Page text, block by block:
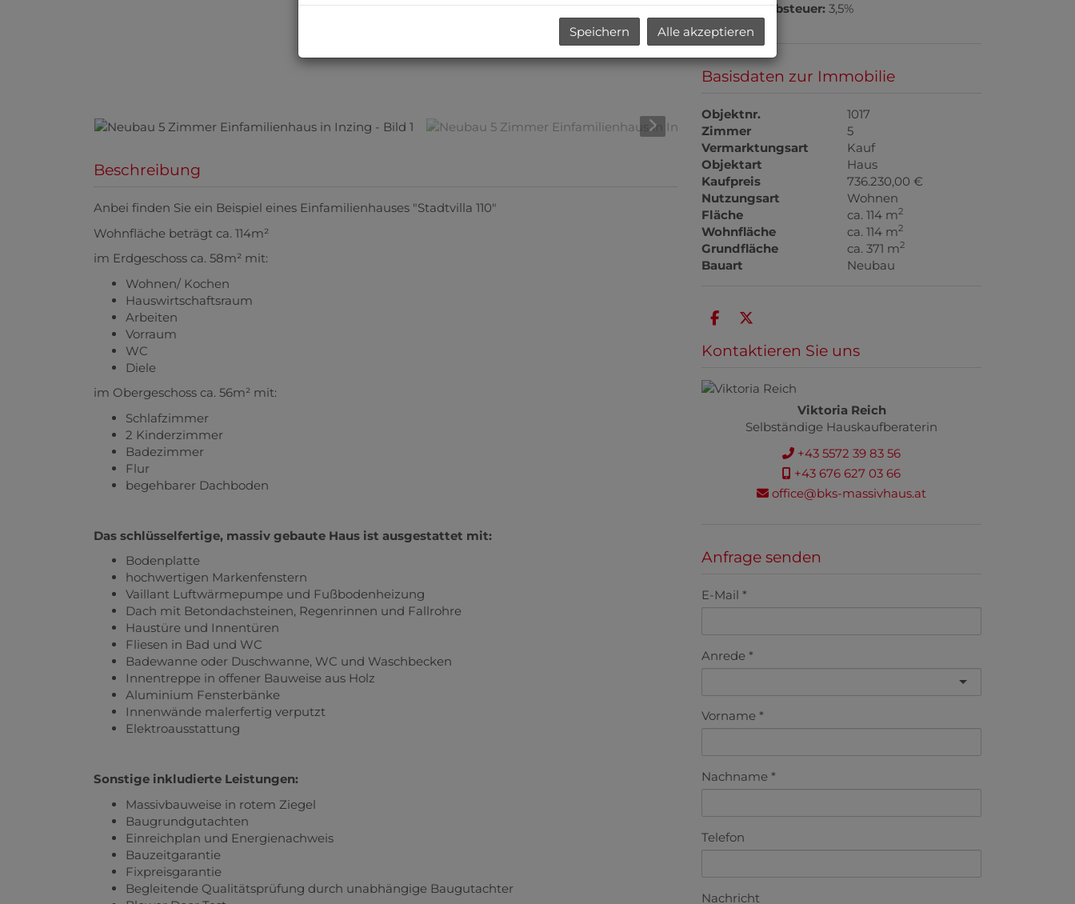
Beschreibung
Anbei finden Sie ein Beispiel eines Einfamilienhauses "Stadtvilla 110"
Wohnfläche beträgt ca. 114m²
im Erdgeschoss ca. 58m² mit:
Wohnen/ Kochen
Hauswirtschaftsraum
Arbeiten
Vorraum
WC
Diele
im Obergeschoss ca. 56m² mit:
Schlafzimmer
2 Kinderzimmer
Badezimmer
Flur
begehbarer Dachboden
Das schlüsselfertige, massiv gebaute Haus ist ausgestattet mit:
Bodenplatte
hochwertigen Markenfenstern
Vaillant Luftwärmepumpe und Fußbodenheizung
Dach mit Betondachsteinen, Regenrinnen und Fallrohre
Haustüre und Innentüren
Fliesen in Bad und WC
Badewanne oder Duschwanne, WC und Waschbecken
Innentreppe in offener Bauweise aus Holz
Aluminium Fensterbänke
Innenwände malerfertig verputzt
Elektroausstattung
Sonstige inkludierte Leistungen:
Massivbauweise in rotem Ziegel
Baugrundgutachten
Einreichplan und Energienachweis
Bauzeitgarantie
Fixpreisgarantie
Begleitende Qualitätsprüfung durch unabhängige Baugutachter
Grunderwerbsteuer: 3,5%
Basisdaten zur Immobilie
Objektnr.
1017
Zimmer
5
Vermarktungsart
Kauf
Objektart
Haus
Kaufpreis
736.230,00 €
Nutzungsart
Wohnen
Fläche
ca. 114 m2
Wohnfläche ca. 114 m2
Grundfläche ca. 371 m2
Bauart Neubau
Kontaktieren Sie uns
Viktoria Reich
Selbständige Hauskaufberaterin
+43 5572 39 83 56
+43 676 627 03 66
office@bks-massivhaus.at
Anfrage senden
E-Mail
Anrede
Vorname
Nachname
Telefon
Nachricht
Speichern Alle akzeptieren